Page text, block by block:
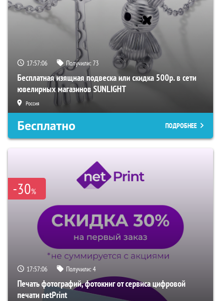
17:57:05 Получили:73
Бесплатная изящная подвеска или скидка 500р. в сети
ювелирных магазинов SUNLIGHT
Россия
Бесплатно ПОДРОБНЕЕ
-30%
17:57:05 Получили:4
Печать фотографий, фотокниг от сервиса цифровой
печати netPrint